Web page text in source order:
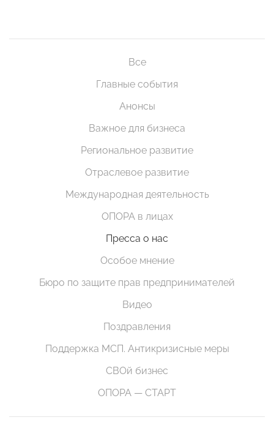
Все
Главные события
Анонсы
Важное для бизнеса
Региональное развитие
Отраслевое развитие
Международная деятельность
ОПОРА в лицах
Пресса о нас
Особое мнение
Бюро по защите прав предпринимателей
Видео
Поздравления
Поддержка МСП. Антикризисные меры
СВОй бизнес
ОПОРА — СТАРТ